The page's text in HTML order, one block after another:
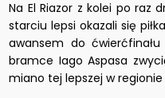
Na El Riazor z kolei po raz
starciu lepsi okazali się
awansem do
bramce Iago Aspasa
miano tej lepszej w regionie